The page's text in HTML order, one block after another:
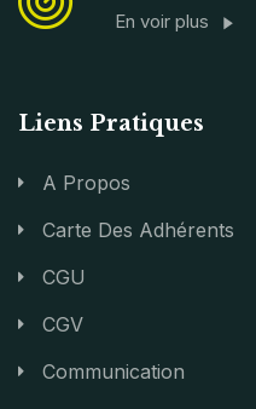
En voir plus
Liens Pratiques
A Propos
Carte Des Adhérents
CGU
CGV
Communication